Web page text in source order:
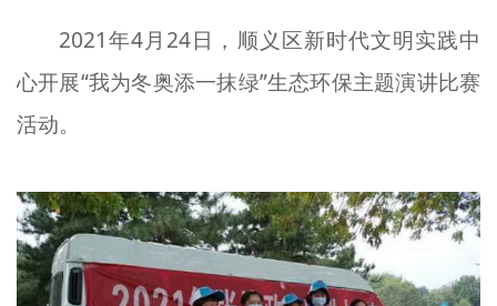
2021年4月24日，顺义区新时代文明实践中
心开展“我为冬奥添一抹绿”生态环保主题演讲比赛
活动。